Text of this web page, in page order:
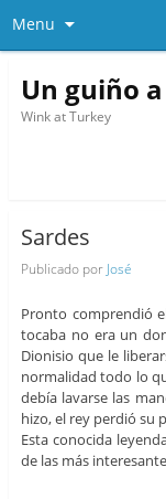
Menu
Un guiño
Wink at Turkey
Sardes
Publicado por José
Pronto comprendió
tocaba no era un
Dionisio que le
normalidad todo lo
debía lavarse las
hizo, el rey perdió su
Esta conocida
de las más